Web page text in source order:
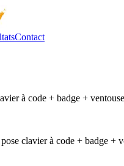
Contact
à code + badge +
clavier à code + badge +